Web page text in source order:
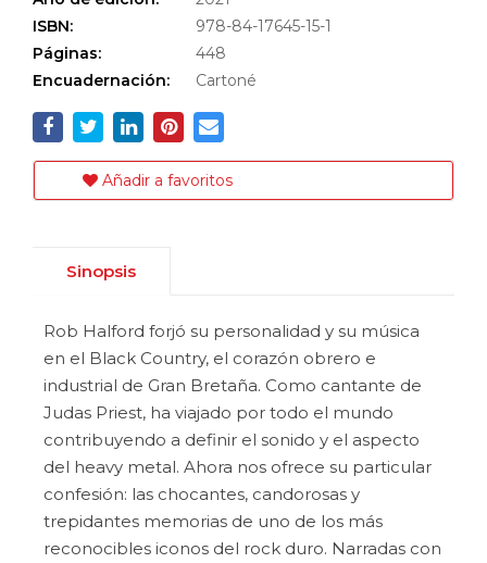
ISBN:
978-84-17645-15-1
Páginas:
448
Encuadernación:
Cartoné
Añadir a favoritos
Sinopsis
Rob Halford forjó su personalidad y su música
en el Black Country, el corazón obrero e
industrial de Gran Bretaña. Como cantante de
Judas Priest, ha viajado por todo el mundo
contribuyendo a definir el sonido y el aspecto
del heavy metal. Ahora nos ofrece su particular
confesión: las chocantes, candorosas y
trepidantes memorias de uno de los más
reconocibles iconos del rock duro. Narradas con